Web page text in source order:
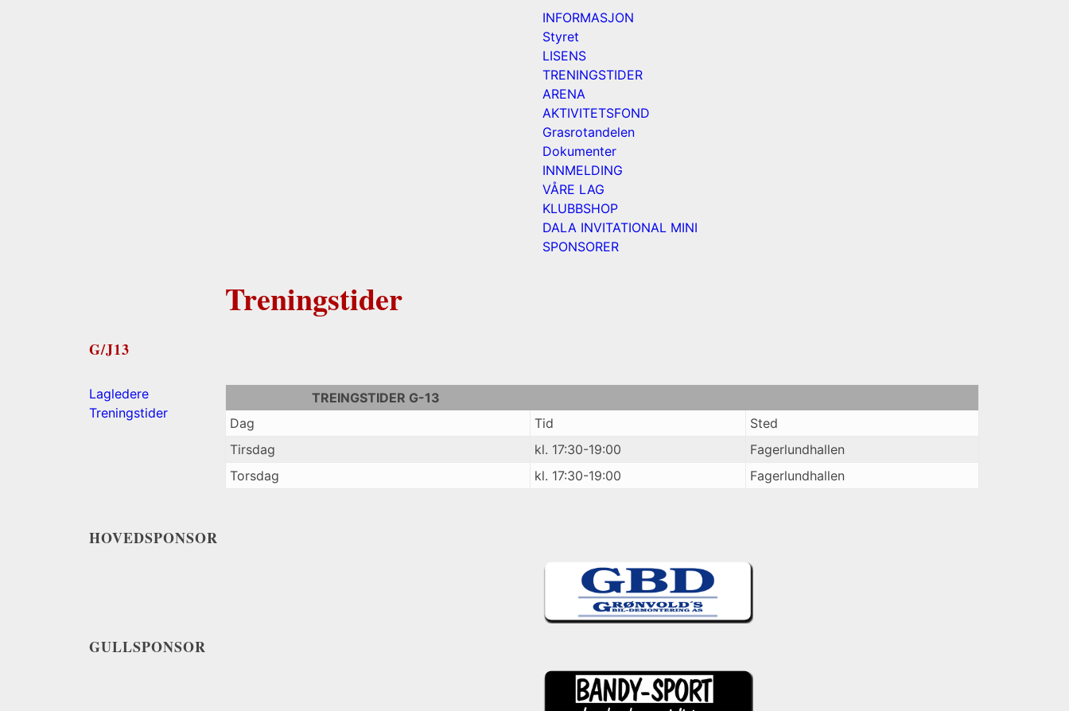
INFORMASJON
Styret
LISENS
TRENINGSTIDER
ARENA
AKTIVITETSFOND
Grasrotandelen
Dokumenter
INNMELDING
VÅRE LAG
KLUBBSHOP
DALA INVITATIONAL MINI
SPONSORER
Treningstider
G/J13
Lagledere
Treningstider
TREINGSTIDER G-13
Dag
Tid
Sted
Tirsdag
kl. 17:30-19:00
Fagerlundhallen
Torsdag
kl. 17:30-19:00 Fagerlundhallen
HOVEDSPONSOR
GULLSPONSOR